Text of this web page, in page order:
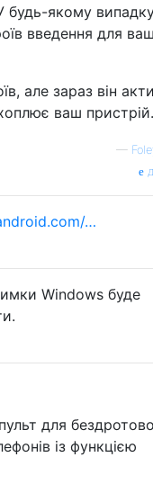
будь-якому
введення для
але зараз він
ваш пристрій.
—
…
Windows буде
для
із функцією